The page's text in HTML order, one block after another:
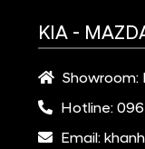
KIA -
Showroom:
Hotline:
Email: